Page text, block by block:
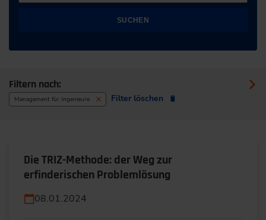
SUCHEN
Filtern nach:
Management für Ingenieure Filter löschen
Die TRIZ-Methode: der Weg zur
erfinderischen Problemlösung
08.01.2024